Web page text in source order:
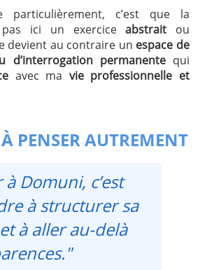
particulièrement, c’est que la
pas ici un exerciceabstrait ou
devient au contraire un espace de
d’interrogation permanentequi
avec ma vie professionnelle et
PENSER AUTREMENT
Domuni, c’est
à structurer sa
à aller au-delà